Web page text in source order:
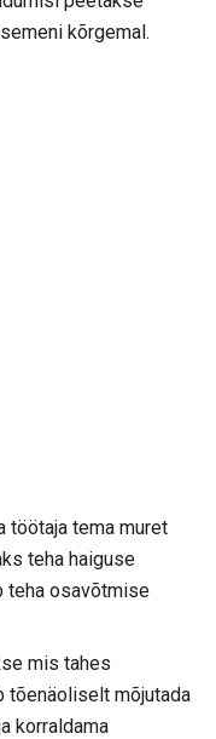
kõrgemal.
töötaja tema muret
teha haiguse
teha osavõtmise
mis tahes
tõenäoliselt mõjutada
korraldama